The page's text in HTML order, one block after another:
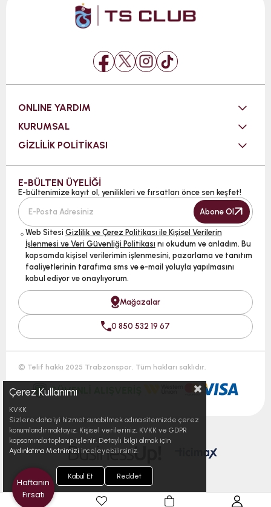
ONLINE YARDIM
KURUMSAL
GİZLİLİK POLİTİKASI
E-BÜLTEN ÜYELİĞİ
E-bültenimize kayıt ol, yenilikleri ve fırsatları önce sen keşfet!
Abone Ol
Web Sitesi Gizlilik ve Çerez Politikası ile Kişisel Verilerin
İşlenmesi ve Veri Güvenliği Politikası nı okudum ve anladım. Bu
kapsamda kişisel verilerimin işlenmesini, pazarlama ve tanıtım
faaliyetlerinin tarafıma sms ve e-mail yoluyla yapılmasını
kabul ediyor ve onaylıyorum.
Mağazalar
0 850 532 19 67
© Telif hakkı 2025 Trabzonspor. Tüm hakları saklıdır.
Çerez Kullanımı
KVKK
Sizlere daha iyi hizmet sunabilmek adına sitemizde çerez
konumlandırmaktayız. Kişisel verileriniz, KVKK ve GDPR
kapsamında toplanıp işlenir. Detaylı bilgi almak için
Aydınlatma Metnimizi inceleyebilirsiniz.
Kabul Et Reddet
Haftanın
Fırsatı